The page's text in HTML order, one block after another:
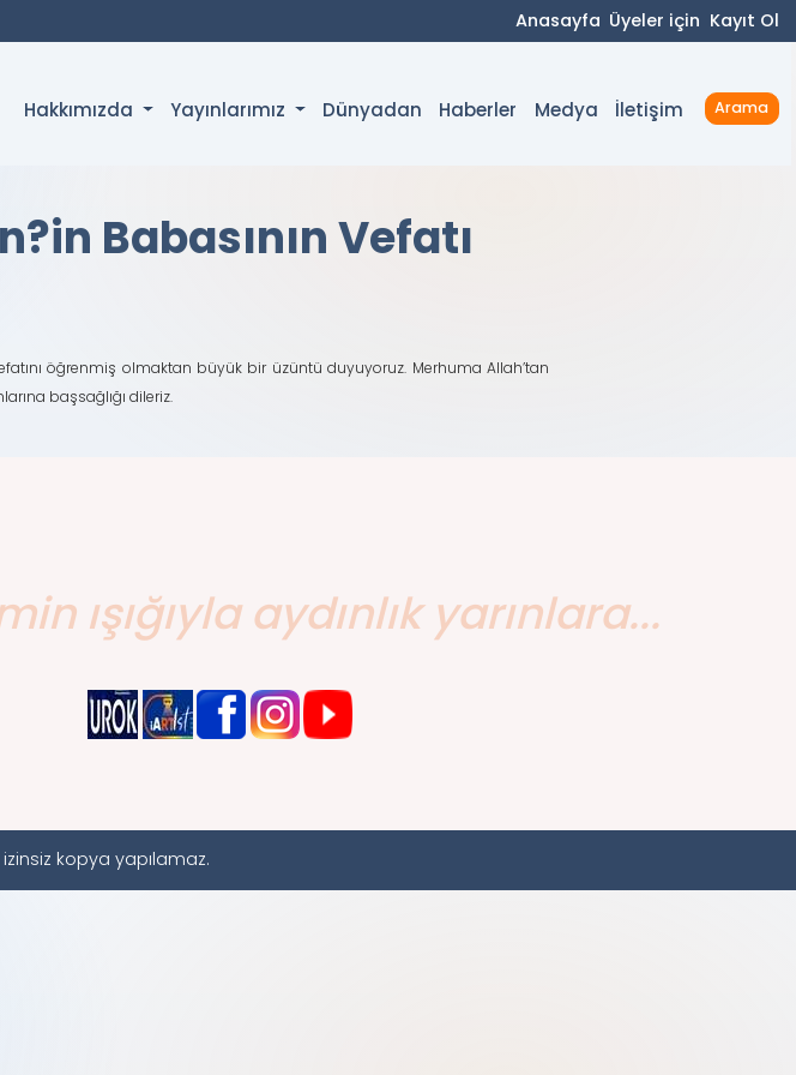
Anasayfa Üyeler için Kayıt Ol
Hakkımızda Yayınlarımız Dünyadan Haberler Medya İletişim Arama
Babasının Vefatı
öğrenmiş olmaktan büyük bir üzüntü duyuyoruz. Merhuma Allah’tan
başsağlığı dileriz.
ışığıyla aydınlık yarınlara...
izinsiz kopya yapılamaz.